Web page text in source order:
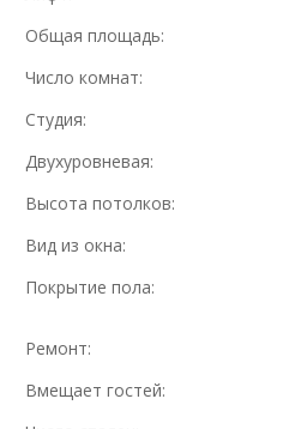
Общая площадь:
Число комнат:
Студия:
Двухуровневая:
Высота потолков:
Вид из окна:
Покрытие пола:
Ремонт:
Вмещает гостей: